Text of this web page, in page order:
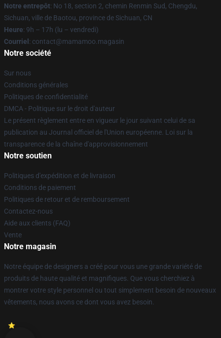
Notre entrepôt: No 18, section 2, chemin Renmin Sud, Chengdu,
Sichuan, ville de Baotou, province de Sichuan, CN
Heure: 9h – 17h (lu – vendredi)
Courriel : contact@mamamoo.magasin
Notre société
Sur nous
Conditions générales
Politiques de confidentialité
DMCA - Politique sur le droit d'auteur
Le présent règlement entre en vigueur le jour suivant celui de sa
publication au Journal officiel de l'Union européenne. Loi sur la
transparence de la chaîne d'approvisionnement
Notre soutien
Politiques d'expédition et de livraison
Conditions de paiement
Politiques de retour et de remboursement
Contactez-nous
Aide aux clients (FAQ)
Vente
Notre magasin
Notre équipe de designers a créé pour vous une grande variété de
produits de haute qualité et magnifiques. Que vous cherchiez à
montrer votre style personnel ou tout simplement besoin de nouveaux
vêtements, nous avons ce dont vous avez besoin.